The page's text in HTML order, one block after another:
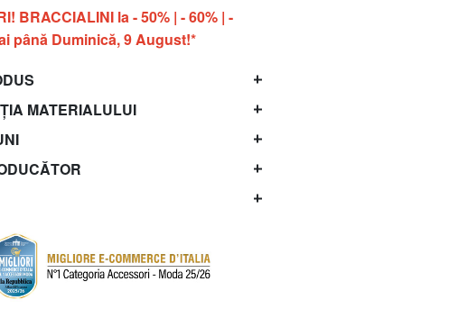
BRACCIALINI la - 50% | - 60% | -
până Duminică, 9 August!*
MATERIALULUI